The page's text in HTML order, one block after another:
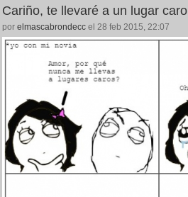
Cariño, te llevaré a un lugar caro
por elmascabrondecc el 28 feb 2015, 22:07